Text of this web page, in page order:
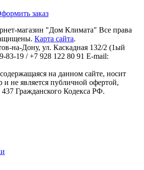
заказ
магазин "Дом Климата" Все права
Карта сайта.
на-Дону, ул. Каскадная 132/2 (1ый
83-19 / +7 928 122 80 91 E-mail:
на данном сайте, носит
и не является публичной офертой,
Гражданского Кодекса РФ.